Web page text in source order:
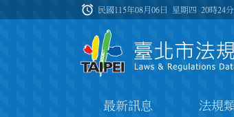
:::
alarm 民國115年08月06日 星期四20時24分
最新訊息 法規